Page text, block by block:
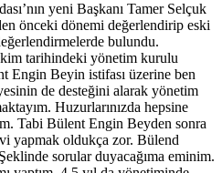
yeni Başkanı Tamer Selçuk
önceki dönemi değerlendirip eski
bulundu.
tarihindeki yönetim kurulu
Engin Beyin istifası üzerine ben
de desteğini alarak yönetim
Huzurlarınızda hepsine
Tabi Bülent Engin Beyden sonra
yapmak oldukça zor. Bülend
sorular duyacağıma eminim.